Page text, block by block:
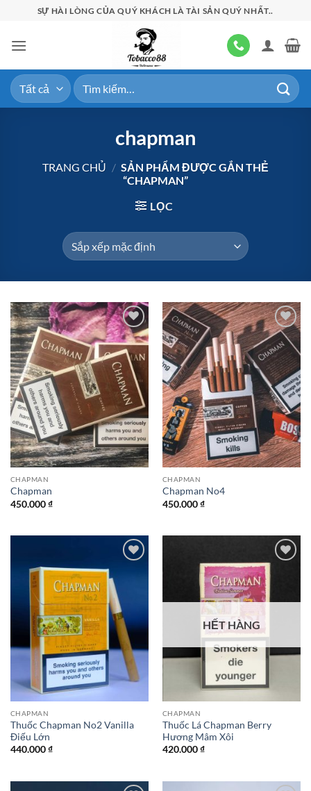
nội
SỰ HÀI LÒNG CỦA QUÝ KHÁCH LÀ TÀI SẢN QUÝ NHẤT..
Tìm
kiếm:
chapman
TRANG CHỦ / SẢN PHẨM ĐƯỢC GẮN THẺ
“CHAPMAN”
LỌC
Add to
wishlist
CHAPMAN
Chapman
450.000₫
Add to
wishlist
CHAPMAN
Chapman No4
450.000₫
CHAPMAN
Thuốc Chapman No2 Vanilla
Điếu Lớn
440.000₫
wishlist
HẾT HÀNG
CHAPMAN
Thuốc Lá Chapman Berry
Hương Mâm Xôi
420.000₫